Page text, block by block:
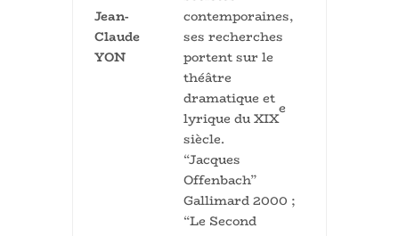
Jean-
Claude
YON
contemporaines,
ses recherches
portent sur le
théâtre
dramatique et
lyrique du XIX
e
siècle.
“Jacques
Offenbach”
Gallimard 2000 ;
“Le Second